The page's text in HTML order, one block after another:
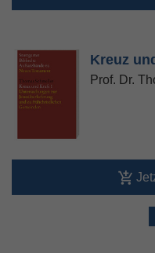
Kreuz
Prof. Dr.